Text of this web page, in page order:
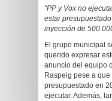
“PP y Vox no
estar
inyección de
El grupo municipal
querido expresar
anuncio del equipo
Raspeig pese a
presupuestado en
ejecutar. Además,